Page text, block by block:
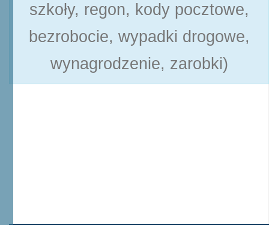
szkoły, regon, kody pocztowe,
bezrobocie, wypadki drogowe,
wynagrodzenie, zarobki)